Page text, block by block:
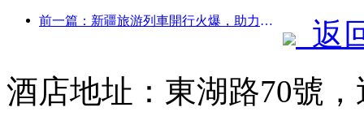
前一篇：新疆旅游列車開行火爆，助力文旅經濟蓬勃發展
返
酒店地址：東湖路70號